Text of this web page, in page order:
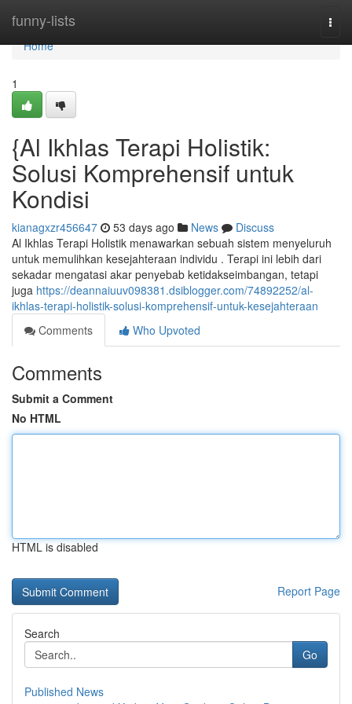
funny-lists
Home
Home
1
{Al Ikhlas Terapi Holistik:
Solusi Komprehensif untuk
Kondisi
kianagxzr456647 53 days ago News
Discuss
Al Ikhlas Terapi Holistik menawarkan sebuah sistem menyeluruh
untuk memulihkan kesejahteraan individu . Terapi ini lebih dari
sekadar mengatasi akar penyebab ketidakseimbangan, tetapi
juga https://deannaiuuv098381.dsiblogger.com/74892252/al-
ikhlas-terapi-holistik-solusi-komprehensif-untuk-kesejahteraan
Comments
Who Upvoted
Comments
Submit a Comment
No HTML
HTML is disabled
Report Page
Search
Go
Published News